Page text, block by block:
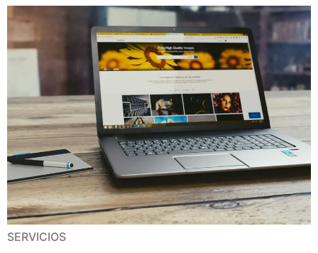
SERVICIOS